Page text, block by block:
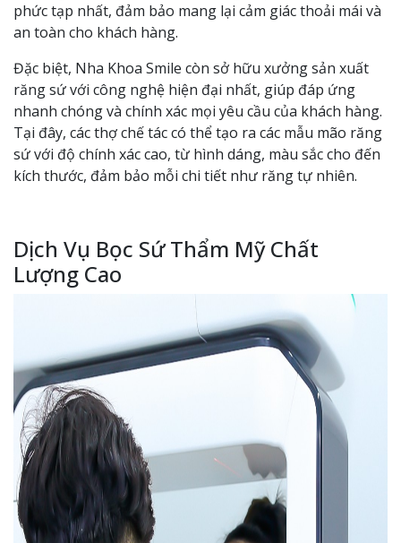
phức tạp nhất, đảm bảo mang lại cảm giác thoải mái và
an toàn cho khách hàng.
Đặc biệt, Nha Khoa Smile còn sở hữu xưởng sản xuất
răng sứ với công nghệ hiện đại nhất, giúp đáp ứng
nhanh chóng và chính xác mọi yêu cầu của khách hàng.
Tại đây, các thợ chế tác có thể tạo ra các mẫu mão răng
sứ với độ chính xác cao, từ hình dáng, màu sắc cho đến
kích thước, đảm bảo mỗi chi tiết như răng tự nhiên.
Dịch Vụ Bọc Sứ Thẩm Mỹ Chất
Lượng Cao